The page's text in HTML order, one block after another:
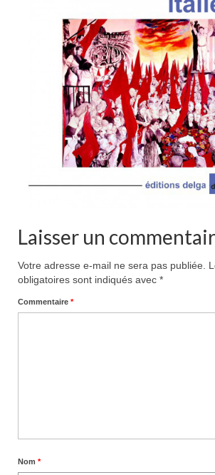
Laisser un
Votre adresse e-mail ne sera pas publiée.
obligatoires sont indiqués avec *
Commentaire *
Nom *